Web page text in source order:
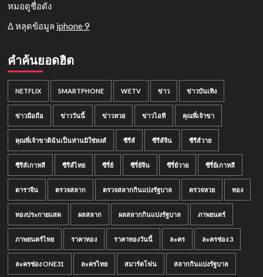
หมอดูชื่อดัง
Δ หลุดข้อมูล iphone 9
คำค้นยอดฮิต
NETFLIX SMARTPHONE WETV ข่าว ข่าวบันเทิง
ข่าวมือถือ ข่าววันนี้ ข่าวหวย ข่าวไอที คุณพี่เจ้าขา
คุณพี่เจ้าขาดิฉันเป็นห่านมิใช่หงส์ ซีรีส์ ซีรีส์จีน ซีรีส์วาย
ซีรีส์เกาหลี ซีรีส์ไทย ซีรี่ย์ ซีรี่ย์จีน ซีรี่ย์วาย ซีรี่ย์เกาหลี
ดาราจีน ตรวจสลาก ตรวจสลากกินแบ่งรัฐบาล ตรวจหวย ทอง
ทองประกายแสด ผลสลาก ผลสลากกินแบ่งรัฐบาล ภาพยนตร์
ภาพยนตร์ไทย ราคาทอง ราคาทองวันนี้ ละคร ละครช่อง 3
ละครช่อง ONE31 ละครไทย สมาร์ตโฟน สลากกินแบ่งรัฐบาล